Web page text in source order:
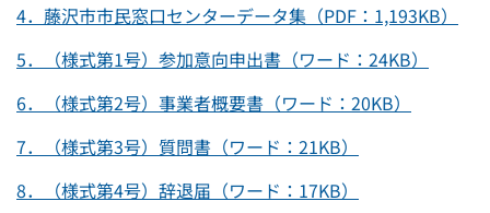
4．藤沢市市民窓口センターデータ集（PDF：1,193KB）
5．（様式第1号）参加意向申出書（ワード：24KB）
6．（様式第2号）事業者概要書（ワード：20KB）
7．（様式第3号）質問書（ワード：21KB）
8．（様式第4号）辞退届（ワード：17KB）